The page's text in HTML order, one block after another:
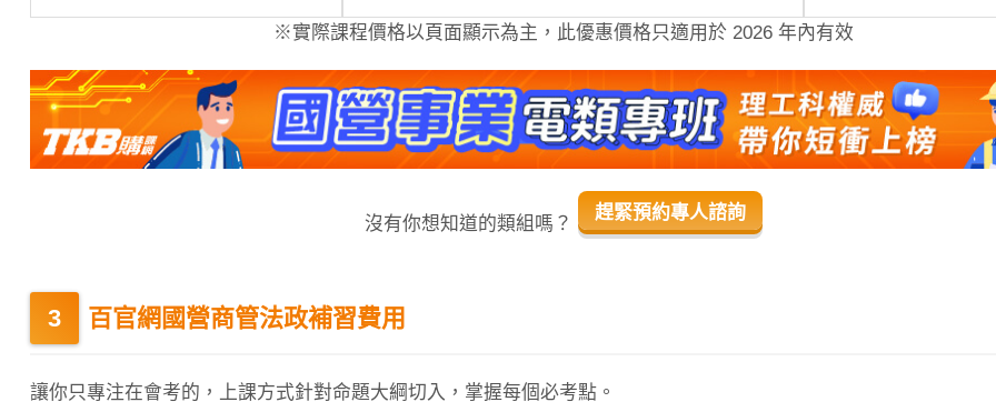
※實際課程價格以頁面顯示為主，此優惠價格只適用於 2026 年內有效
沒有你想知道的類組嗎？
趕緊預約專人諮詢
百官網國營商管法政補習費用
讓你只專注在會考的，上課方式針對命題大綱切入，掌握每個必考點。